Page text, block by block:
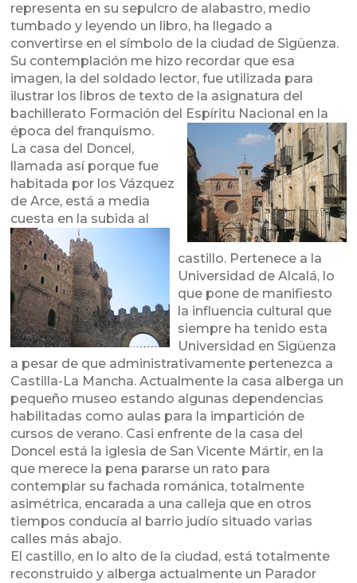
representa en su sepulcro de alabastro, medio
tumbado y leyendo un libro, ha llegado a
convertirse en el símbolo de la ciudad de Sigüenza.
Su contemplación me hizo recordar que esa
imagen, la del soldado lector, fue utilizada para
ilustrar los libros de texto de la asignatura del
bachillerato Formación del Espíritu Nacional en la
época del franquismo.
La casa del Doncel,
llamada así porque fue
habitada por los Vázquez
de Arce, está a media
cuesta en la subid a al
castillo. Pertenece a la
Universidad de Alcalá, lo
que pone de manifiesto
la influencia cultural que
siempre ha tenido esta
Universidad en Sigüenza
a pesar de que administrativamente pertenezca a
Castilla-La Mancha. Actualmente la casa alberga un
pequeño museo estando algunas dependencias
habilitadas como aulas para la impartición de
cursos de verano. Casi enfrente de la casa del
Doncel está la iglesia de San Vicente Mártir, en la
que merece la pena pararse un rato para
contemplar su fachada románica, totalmente
asimétrica, encarada a una calleja que en otros
tiempos conducía al barrio judío situado varias
calles más abajo.
El castillo, en lo alto de la ciudad, está totalmente
reconstruido y alberga actualmente un Parador